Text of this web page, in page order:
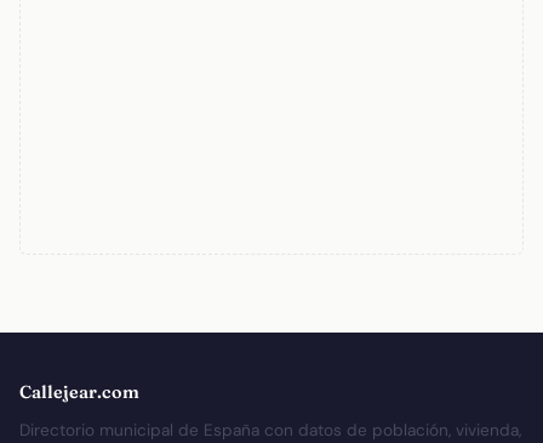
Callejear.com
Directorio municipal de España con datos de población, vivienda,